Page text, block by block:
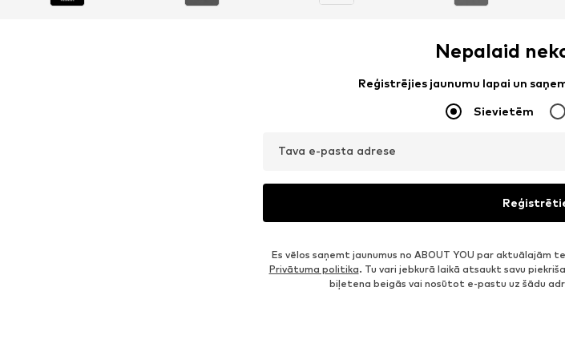
Nepalaid
Reģistrējies jaunumu lapai un
Sievietēm
Tava e-pasta adrese
Es vēlos saņemt jaunumus no ABOUT YOU par aktuālajām
Privātuma politika. Tu vari jebkurā laikā atsaukt savu
biļetena beigās vai nosūtot e-pastu uz šādu